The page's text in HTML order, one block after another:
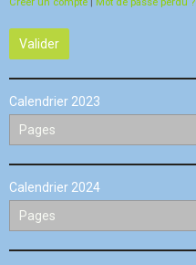
Valider
Calendrier 2023
Calendrier 2024